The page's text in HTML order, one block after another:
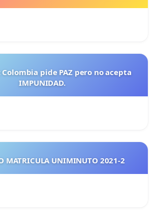
Colombia pide PAZ pero no acepta
IMPUNIDAD.
DESCUENTO MATRICULA UNIMINUTO 2021-2